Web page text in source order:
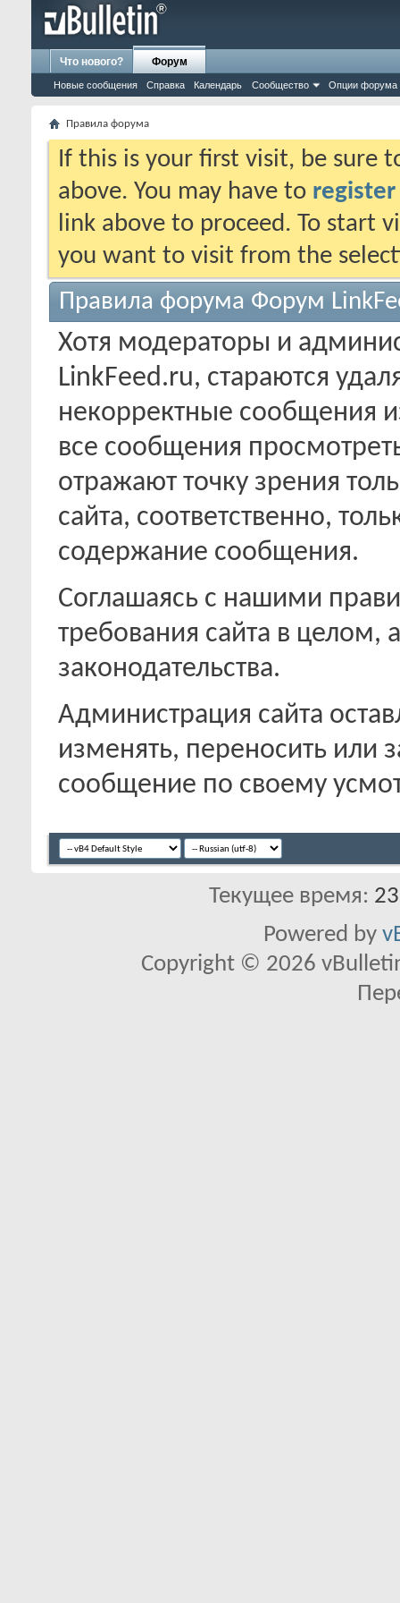
Что нового? Форум
Новые сообщения Справка Календарь Сообщество Опции форума
Правила форума
If this is your first visit, be sure
above. You may have to register
link above to proceed. To start
you want to visit from the
Правила форума Форум
Хотя модераторы и
LinkFeed.ru, стараются
некорректные сообщения
все сообщения
отражают точку зрения
сайта, соответственно,
содержание сообщения.
Соглашаясь с нашими
требования сайта в целом,
законодательства.
Администрация сайта
изменять, переносить или
сообщение по своему
Текущее время:
Powered by
Copyright © 2026